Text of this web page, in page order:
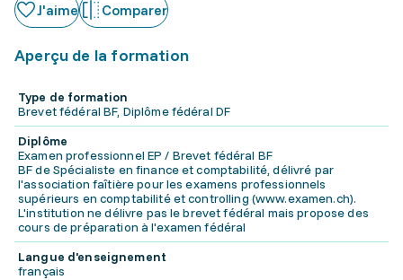
J'aime Comparer
Aperçu de la formation
Type de formation
Brevet fédéral BF, Diplôme fédéral DF
Diplôme
Examen professionnel EP / Brevet fédéral BF
BF de Spécialiste en finance et comptabilité, délivré par
l'association faîtière pour les examens professionnels
supérieurs en comptabilité et controlling (www.examen.ch).
L'institution ne délivre pas le brevet fédéral mais propose des
cours de préparation à l'examen fédéral
Langue d'enseignement
français